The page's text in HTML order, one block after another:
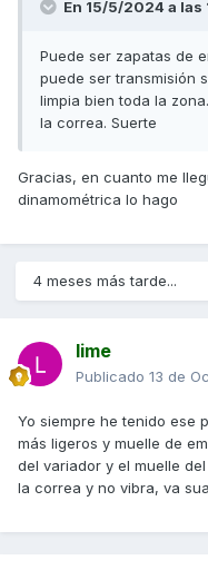
En 15/5/2024 a las
Puede ser zapatas de
puede ser transmisión
limpia bien toda la
la correa. Suerte
Gracias, en cuanto me
dinamométrica lo hago
4 meses más tarde...
lime
Publicado 13 de
Yo siempre he tenido ese
más ligeros y muelle de
del variador y el muelle
la correa y no vibra, va